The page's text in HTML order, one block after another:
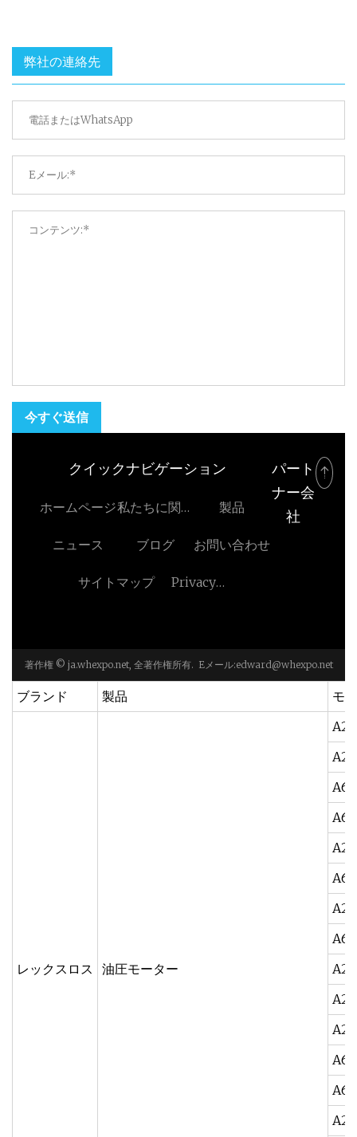
弊社の連絡先
今すぐ送信
クイックナビゲーション
ホームページ私たちに関し
製品
ニュース ブログ お問い合わせ
サイトマップ
Privacy
パート
ナー会
社
著作権 © ja.whexpo.net, 全著作権所有. Eメール:edward@whexpo.net
ブランド 製品 モ
レックスロス 油圧モーター